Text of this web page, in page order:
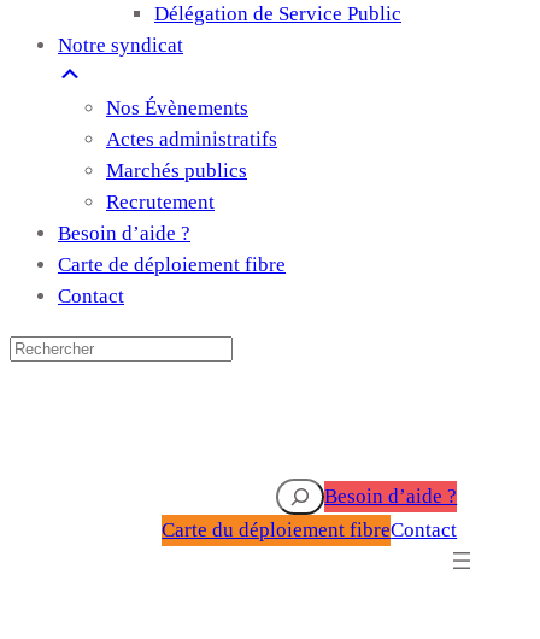
Délégation de Service Public
Notre syndicat
Nos Évènements
Actes administratifs
Marchés publics
Recrutement
Besoin d’aide ?
Carte de déploiement fibre
Contact
RechercherBesoin d’aide ?
Carte du déploiement fibreContact